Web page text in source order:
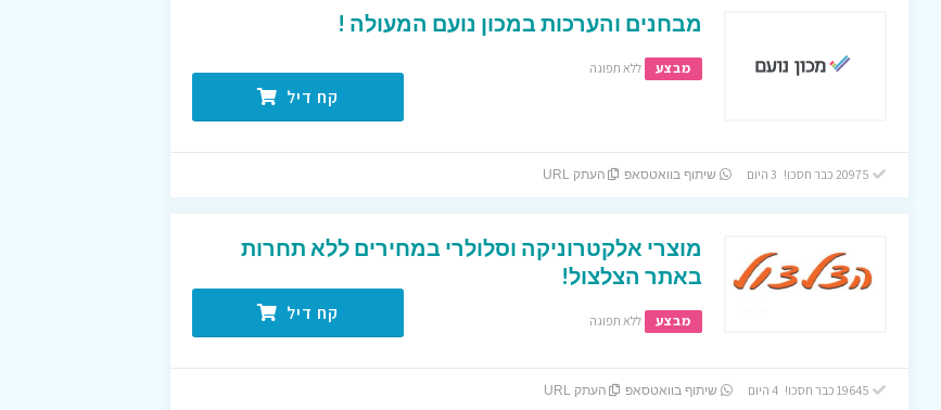
מבחנים והערכות במכון נועם המעולה !
מבצע ללא תפוגה
קח דיל
שיתוף בוואטסאפ העתק URL
מוצרי אלקטרוניקה וסלולרי במחירים ללא תחרות
באתר הצלצול!
מבצע ללא תפוגה קח דיל
שיתוף בוואטסאפ העתק URL